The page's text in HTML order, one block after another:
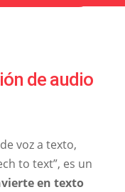
de audio
voz a texto,
to text”, es un
en texto